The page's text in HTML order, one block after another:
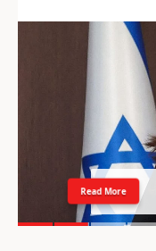
Read More